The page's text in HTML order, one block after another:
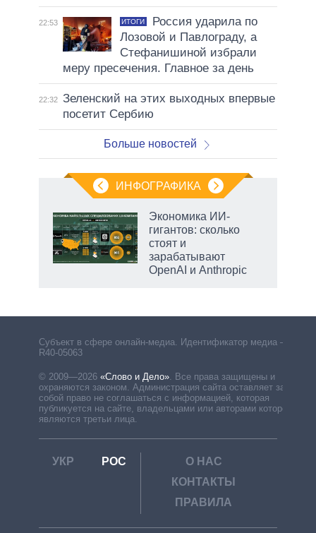
22:53 ИТОГИ
Россия ударила по
Лозовой и Павлограду, а
Стефанишиной избрали
меру пресечения. Главное за день
22:32 Зеленский на этих выходных впервые
посетит Сербию
Больше новостей
ИНФОГРАФИКА
Экономика ИИ-
гигантов: сколько
стоят и
зарабатывают
OpenAI и Anthropic
Субъект в сфере онлайн-медиа. Идентификатор медиа –
R40-05063
© 2009—2026 «Слово и Дело». Все права защищены и
охраняются законом. Администрация сайта оставляет за
собой право не соглашаться с информацией, которая
публикуется на сайте, владельцами или авторами которой
являются третьи лица.
УКР РОС
О НАС
КОНТАКТЫ
ПРАВИЛА